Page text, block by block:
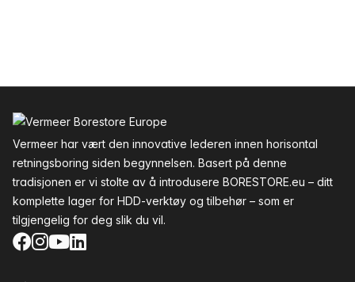
Vermeer har vært den innovative lederen innen horisontal
retningsboring siden begynnelsen. Basert på denne
tradisjonen er vi stolte av å introdusere BORESTORE.eu – ditt
komplette lager for HDD-verktøy og tilbehør – som er
tilgjengelig for deg slik du vil.
Facebook
Instagram
YouTube
LinkedIn